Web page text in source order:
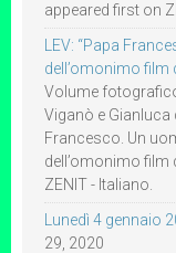
appeared first on
LEV: “Papa
dell’omonimo film
Volume
Viganò e Gianluca
Francesco. Un
dell’omonimo film
ZENIT - Italiano.
Lunedì 4 gennaio
29, 2020